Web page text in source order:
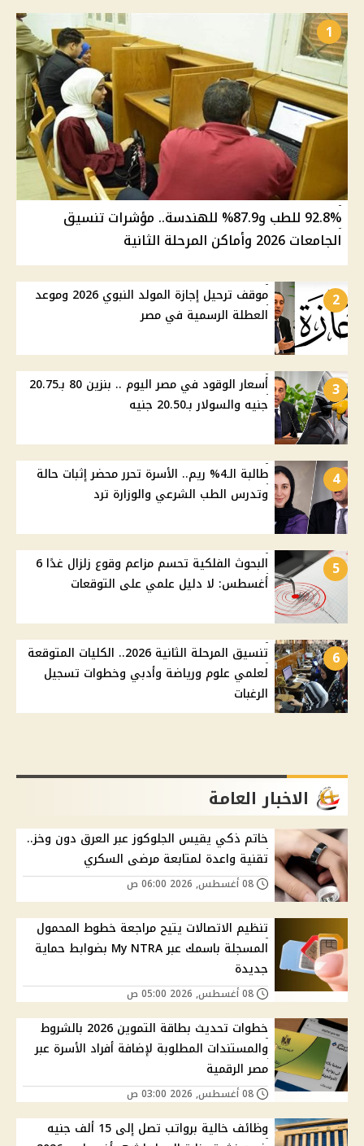
1
92.8% للطب و87.9% للهندسة.. مؤشرات تنسيق
الجامعات 2026 وأماكن المرحلة الثانية
2
موقف ترحيل إجازة المولد النبوي 2026 وموعد
العطلة الرسمية في مصر
3
أسعار الوقود في مصر اليوم .. بنزين 80 بـ20.75
جنيه والسولار بـ20.50 جنيه
4
طالبة الـ4% ريم.. الأسرة تحرر محضر إثبات حالة
وتدرس الطب الشرعي والوزارة ترد
5
البحوث الفلكية تحسم مزاعم وقوع زلزال غدًا 6
أغسطس: لا دليل علمي على التوقعات
6
تنسيق المرحلة الثانية 2026.. الكليات المتوقعة
لعلمي علوم ورياضة وأدبي وخطوات تسجيل
الرغبات
الاخبار العامة
خاتم ذكي يقيس الجلوكوز عبر العرق دون وخز..
تقنية واعدة لمتابعة مرضى السكري
تنظيم الاتصالات يتيح مراجعة خطوط المحمول
المسجلة باسمك عبر My NTRA بضوابط حماية
جديدة
خطوات تحديث بطاقة التموين 2026 بالشروط
والمستندات المطلوبة لإضافة أفراد الأسرة عبر
مصر الرقمية
وظائف خالية برواتب تصل إلى 15 ألف جنيه